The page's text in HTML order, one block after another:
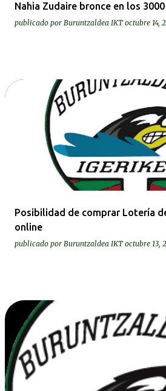
Nahia Zudaire bronce en los
publicado por Buruntzaldea IKT octubre 14,
Posibilidad de comprar Lotería
online
publicado por Buruntzaldea IKT octubre 13,